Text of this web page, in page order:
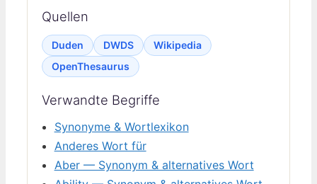
Quellen
Duden DWDS
Wikipedia
OpenThesaurus
Verwandte Begriffe
Synonyme & Wortlexikon
Anderes Wort für
Aber — Synonym & alternatives Wort